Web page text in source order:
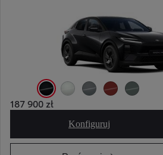
218 Attitude Black
187 900 zł
KonfigurujToyota C-HR+ Style